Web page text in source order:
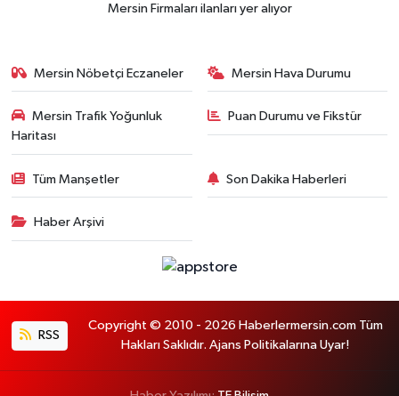
Mersin Firmaları ilanları yer alıyor
Mersin Nöbetçi Eczaneler Mersin Hava Durumu
Mersin Trafik Yoğunluk
Haritası
Puan Durumu ve Fikstür
Tüm Manşetler Son Dakika Haberleri
Haber Arşivi
RSS
Copyright © 2010 - 2026 Haberlermersin.com Tüm
Hakları Saklıdır. Ajans Politikalarına Uyar!